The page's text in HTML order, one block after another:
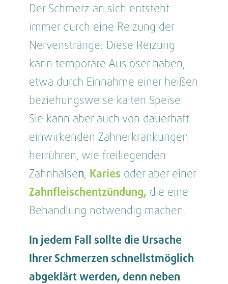
Der Schmerz an sich entsteht
immer durch eine Reizung der
Nervenstränge: Diese Reizung
kann temporäre Auslöser haben,
etwa durch Einnahme einer heißen
beziehungsweise kalten Speise.
Sie kann aber auch von dauerhaft
einwirkenden Zahnerkrankungen
herrühren, wie freiliegenden
Zahnhälsen, Karies oder aber einer
Zahnfleischentzündung, die eine
Behandlung notwendig machen.
In jedem Fall sollte die Ursache
Ihrer Schmerzen schnellstmöglich
abgeklärt werden, denn neben